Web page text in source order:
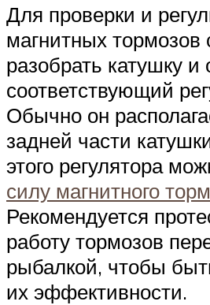
Для проверки и
магнитных тормозов
разобрать катушку и
соответствующий
Обычно он
задней части
этого регулятора
силу магнитного
Рекомендуется
работу тормозов
рыбалкой, чтобы
их эффективности.